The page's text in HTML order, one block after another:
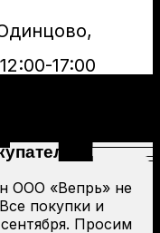
17:00
ООО «Вепрь» не
покупки и
Просим